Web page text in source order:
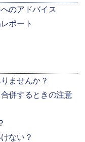
のアドバイス
ポート
ませんか？
併するときの注意
ない？